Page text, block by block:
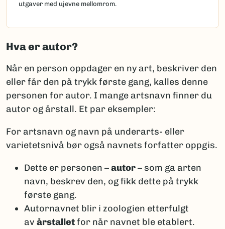
utgaver med ujevne mellomrom.
Hva er autor?
Når en person oppdager en ny art, beskriver den
eller får den på trykk første gang, kalles denne
personen for autor. I mange artsnavn finner du
autor og årstall. Et par eksempler:
For artsnavn og navn på underarts- eller
varietetsnivå bør også navnets forfatter oppgis.
Dette er personen –autor– som ga arten
navn, beskrev den, og fikk dette på trykk
første gang.
Autornavnet blir i zoologien etterfulgt
av årstalletfor når navnet ble etablert.